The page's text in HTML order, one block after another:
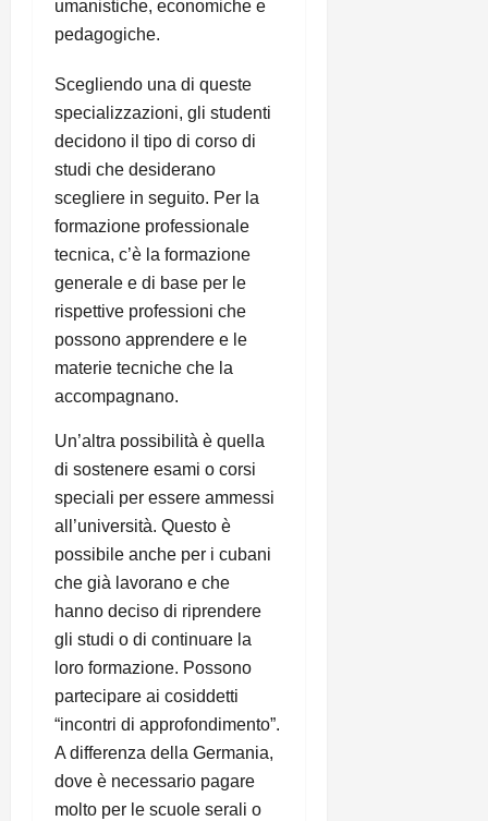
umanistiche, economiche e
pedagogiche.
Scegliendo una di queste
specializzazioni, gli studenti
decidono il tipo di corso di
studi che desiderano
scegliere in seguito. Per la
formazione professionale
tecnica, c’è la formazione
generale e di base per le
rispettive professioni che
possono apprendere e le
materie tecniche che la
accompagnano.
Un’altra possibilità è quella
di sostenere esami o corsi
speciali per essere ammessi
all’università. Questo è
possibile anche per i cubani
che già lavorano e che
hanno deciso di riprendere
gli studi o di continuare la
loro formazione. Possono
partecipare ai cosiddetti
“incontri di approfondimento”.
A differenza della Germania,
dove è necessario pagare
molto per le scuole serali o